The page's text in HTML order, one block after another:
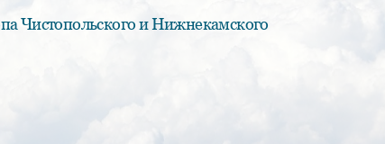
Чистопольского и Нижнекамского